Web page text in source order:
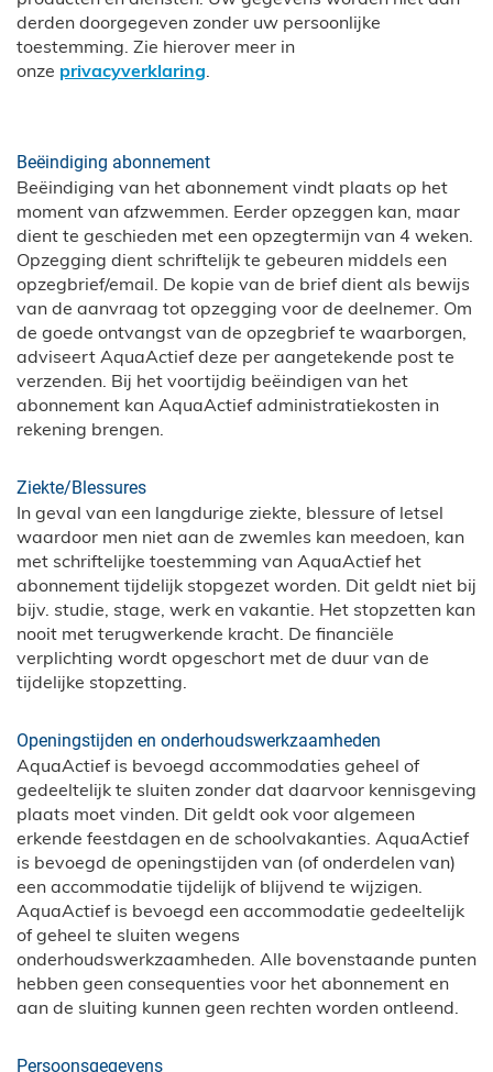
derden doorgegeven zonder uw persoonlijke
toestemming. Zie hierover meer in
onze privacyverklaring.
Beëindiging abonnement
Beëindiging van het abonnement vindt plaats op het
moment van afzwemmen. Eerder opzeggen kan, maar
dient te geschieden met een opzegtermijn van 4 weken.
Opzegging dient schriftelijk te gebeuren middels een
opzegbrief/email. De kopie van de brief dient als bewijs
van de aanvraag tot opzegging voor de deelnemer. Om
de goede ontvangst van de opzegbrief te waarborgen,
adviseert AquaActief deze per aangetekende post te
verzenden. Bij het voortijdig beëindigen van het
abonnement kan AquaActief administratiekosten in
rekening brengen.
Ziekte/Blessures
In geval van een langdurige ziekte, blessure of letsel
waardoor men niet aan de zwemles kan meedoen, kan
met schriftelijke toestemming van AquaActief het
abonnement tijdelijk stopgezet worden. Dit geldt niet bij
bijv. studie, stage, werk en vakantie. Het stopzetten kan
nooit met terugwerkende kracht. De financiële
verplichting wordt opgeschort met de duur van de
tijdelijke stopzetting.
Openingstijden en onderhoudswerkzaamheden
AquaActief is bevoegd accommodaties geheel of
gedeeltelijk te sluiten zonder dat daarvoor kennisgeving
plaats moet vinden. Dit geldt ook voor algemeen
erkende feestdagen en de schoolvakanties. AquaActief
is bevoegd de openingstijden van (of onderdelen van)
een accommodatie tijdelijk of blijvend te wijzigen.
AquaActief is bevoegd een accommodatie gedeeltelijk
of geheel te sluiten wegens
onderhoudswerkzaamheden. Alle bovenstaande punten
hebben geen consequenties voor het abonnement en
aan de sluiting kunnen geen rechten worden ontleend.
Persoonsgegevens